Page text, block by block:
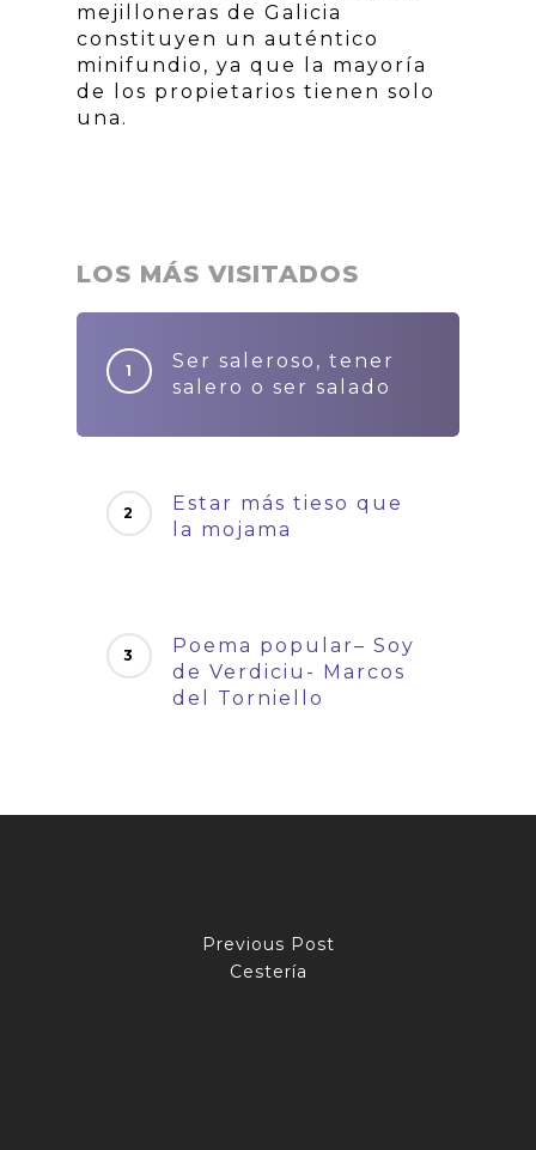
mejilloneras de Galicia
constituyen un auténtico
minifundio, ya que la mayoría
de los propietarios tienen solo
una.
LOS MÁS VISITADOS
Ser saleroso, tener
salero o ser salado
Estar más tieso que
la mojama
Poema popular– Soy
de Verdiciu- Marcos
del Torniello
Previous Post
Cestería